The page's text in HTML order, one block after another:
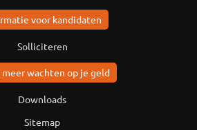
voor kandidaten
Solliciteren
wachten op je geld
Downloads
Sitemap